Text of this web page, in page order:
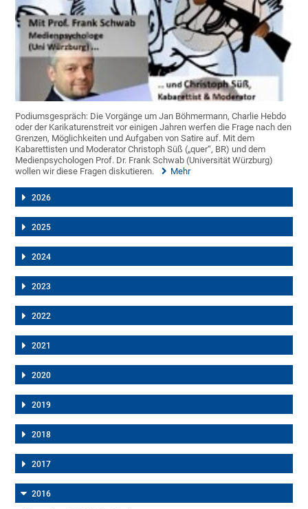
Podiumsgespräch: Die Vorgänge um Jan Böhmermann, Charlie Hebdo
oder der Karikaturenstreit vor einigen Jahren werfen die Frage nach den
Grenzen, Möglichkeiten und Aufgaben von Satire auf. Mit dem
Kabarettisten und Moderator Christoph Süß („quer“, BR) und dem
Medienpsychologen Prof. Dr. Frank Schwab (Universität Würzburg)
wollen wir diese Fragen diskutieren.
Mehr
2026
2025
2024
2023
2022
2021
2020
2019
2018
2017
2016